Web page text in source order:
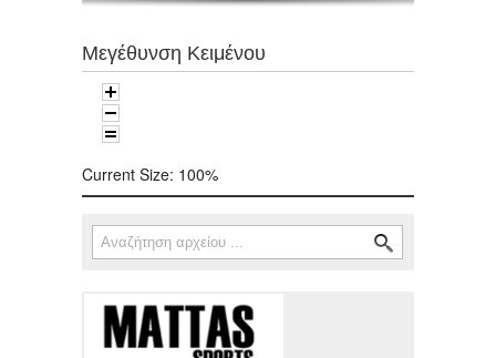
Μεγέθυνση Κειμένου
Current Size: 100%
Φόρμα αναζήτησης
Αναζήτηση